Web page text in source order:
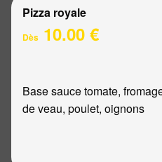
Pizza royale
Dès 10.00 €
Base sauce tomate,
de veau, poulet, oignons